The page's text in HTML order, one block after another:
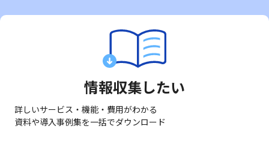
情報収集したい
詳しいサービス・機能・費用がわかる
資料や導入事例集を一括でダウンロード